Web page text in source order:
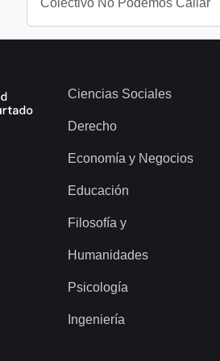
Colectivo No Podemos Callar
Ciencias Sociales
Derecho
Economía y Negocios
Educación
Filosofía y
Humanidades
Psicología
Ingeniería